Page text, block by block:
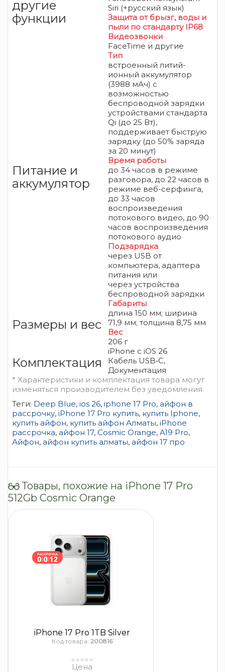
другие
функции
Siri (+русский язык)
Защита от брызг, воды и
пыли по стандарту IP68
Видеозвонки
FaceTime и другие
Питание и
аккумулятор
Тип
встроенный литий-
ионный аккумулятор
(3988 мАч) с
возможностью
беспроводной зарядки
устройствами стандарта
Qi (до 25 Вт),
поддерживает быструю
зарядку (до 50% заряда
за 20 минут)
Время работы
до 34 часов в режиме
разговора, до 22 часов в
режиме веб-серфинга,
до 33 часов
воспроизведения
потокового видео, до 90
часов воспроизведения
потокового аудио
Подзарядка
через USB от
компьютера, адаптера
питания или
через устройства
беспроводной зарядки
Размеры и вес
Габариты
длина 150 мм; ширина
71,9 мм; толщина 8,75 мм
Вес
206 г
Комплектация
iPhone с iOS 26
Кабель USB‑C,
Документация
* Характеристики и комплектация товара могут
изменяться производителем без уведомления.
Теги: Deep Blue, ios 26, iphone 17 Pro, айфон в
рассрочку, iPhone 17 Pro купить, купить Iphone,
купить айфон, купить айфон Алматы, iPhone
рассрочка, айфон 17, Cosmic Orange, A19 Pro,
Айфон, айфон купить алматы, айфон 17 про
Товары, похожие на iPhone 17 Pro
512Gb Cosmic Orange
iPhone 17 Pro 1TB Silver
Код товара: 200816
Цена